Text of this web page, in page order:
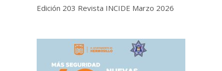
Edición 203 Revista INCIDE Marzo 2026